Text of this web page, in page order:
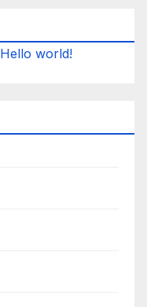
Hello world!